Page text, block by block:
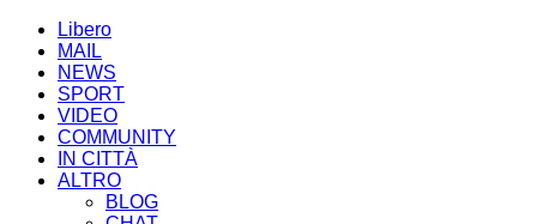
Libero
MAIL
NEWS
SPORT
VIDEO
COMMUNITY
IN CITTÀ
ALTRO
BLOG